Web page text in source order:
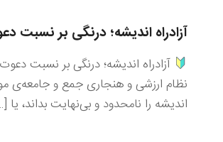
آزادراه اندیشه؛ درنگی بر نسبت
آزادراه اندیشه؛ درنگی بر نسبت
نظام ارزشی و هنجاری جمع و جامعه‌ی
اندیشه را نامحدود و بی‌نهایت بداند، یا